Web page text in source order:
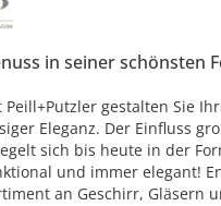
in seiner schönsten
Peill+Putzler gestalten Sie
Eleganz. Der Einfluss
sich bis heute in der
und immer elegant!
an Geschirr, Gläsern